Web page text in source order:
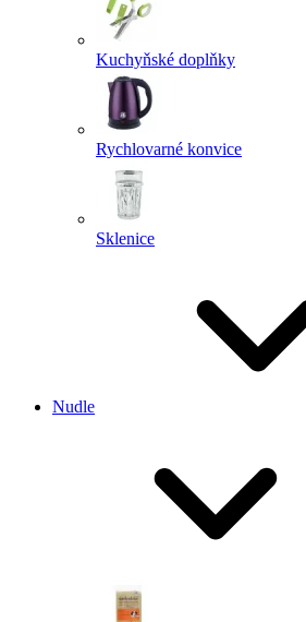
Kuchyňské doplňky
Rychlovarné konvice
Sklenice
Nudle